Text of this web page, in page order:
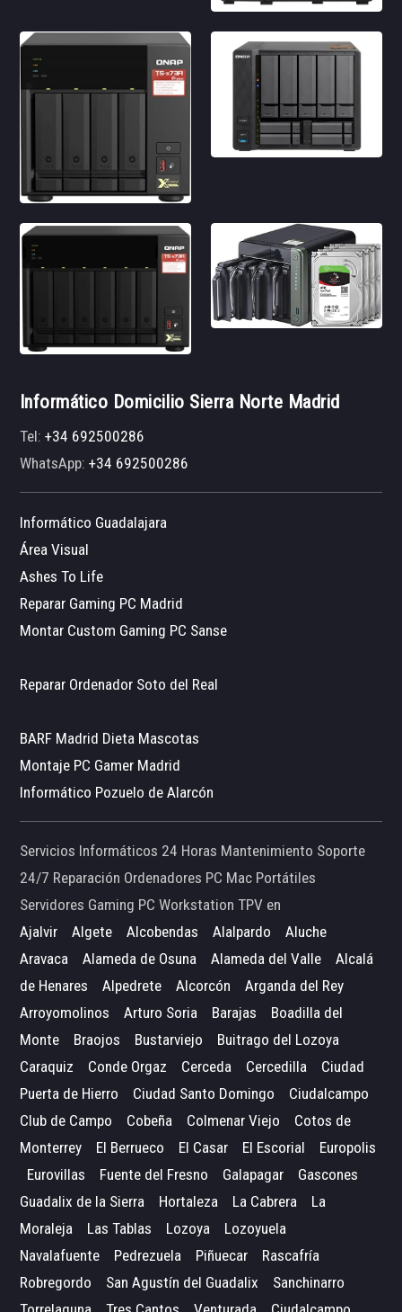
Informático Domicilio Sierra Norte Madrid
Tel:+34 692500286
WhatsApp:+34 692500286
Informático Guadalajara
Área Visual
Ashes To Life
Reparar Gaming PC Madrid
Montar Custom Gaming PC Sanse
Reparar Ordenador Soto del Real
BARF Madrid Dieta Mascotas
Montaje PC Gamer Madrid
Informático Pozuelo de Alarcón
Servicios Informáticos 24 Horas Mantenimiento Soporte
24/7 Reparación Ordenadores PC Mac Portátiles
Servidores Gaming PC Workstation TPV en
Ajalvir
Algete Alcobendas Alalpardo
Aluche
Aravaca
Alameda de Osuna Alameda del Valle
Alcalá
de Henares
Alpedrete Alcorcón
Arganda del Rey
Arroyomolinos
Arturo Soria Barajas
Boadilla del
Monte
Braojos Bustarviejo
Buitrago del Lozoya
Caraquiz
Conde Orgaz Cerceda Cercedilla
Ciudad
Puerta de Hierro
Ciudad Santo Domingo
Ciudalcampo
Club de Campo
Cobeña Colmenar Viejo
Cotos de
Monterrey
El Berrueco El Casar El Escorial
Europolis
Eurovillas
Fuente del Fresno Galapagar
Gascones
Guadalix de la Sierra
Hortaleza La Cabrera
La
Moraleja
Las Tablas Lozoya
Lozoyuela
Navalafuente
Pedrezuela Piñuecar
Rascafría
Robregordo
San Agustín del Guadalix
Sanchinarro